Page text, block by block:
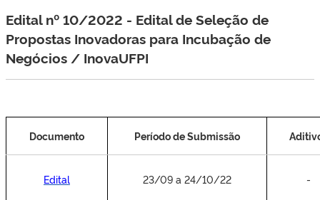
Edital nº 10/2022 - Edital de Seleção de
Propostas Inovadoras para Incubação de
Negócios / InovaUFPI
Documento Período de Submissão
Edital 23/09 a 24/10/22 -